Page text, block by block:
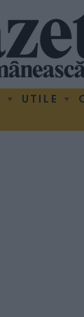
UTILE